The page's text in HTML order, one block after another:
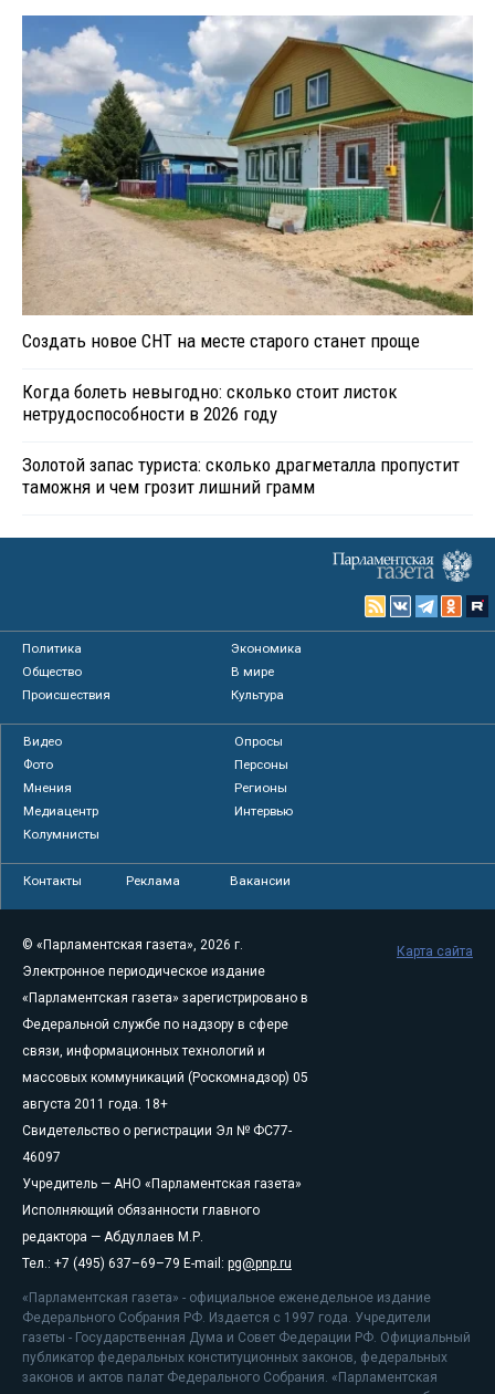
Создать новое СНТ на месте старого станет проще
Когда болеть невыгодно: сколько стоит листок
нетрудоспособности в 2026 году
Золотой запас туриста: сколько драгметалла пропустит
таможня и чем грозит лишний грамм
Политика
Экономика
Общество
В мире
Происшествия
Культура
Видео
Опросы
Фото
Персоны
Мнения
Регионы
Медиацентр
Интервью
Колумнисты
Контакты Реклама Вакансии
© «Парламентская газета», 2026 г.
Электронное периодическое издание
«Парламентская газета» зарегистрировано в
Федеральной службе по надзору в сфере
связи, информационных технологий и
массовых коммуникаций (Роскомнадзор) 05
августа 2011 года. 18+
Свидетельство о регистрации Эл № ФС77-
46097
Учредитель — АНО «Парламентская газета»
Исполняющий обязанности главного
редактора — Абдуллаев М.Р.
Тел.: +7 (495) 637–69–79 E-mail: pg@pnp.ru
«Парламентская газета» - официальное еженедельное издание
Федерального Собрания РФ. Издается с 1997 года. Учредители
газеты - Государственная Дума и Совет Федерации РФ. Официальный
публикатор федеральных конституционных законов, федеральных
законов и актов палат Федерального Собрания. «Парламентская
Карта сайта